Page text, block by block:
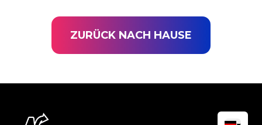
ZURÜCK NACH HAUSE